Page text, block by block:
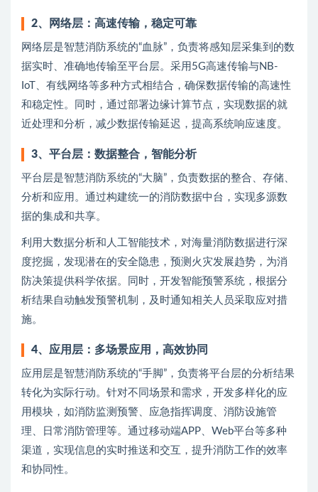
2、 网络层：高速传输，稳定可靠
网络层是智慧消防系统的“血脉”，负责将感知层采集到的数
据实时、准确地传输至平台层。采用5G高速传输与NB-
IoT、有线网络等多种方式相结合，确保数据传输的高速性
和稳定性。同时，通过部署边缘计算节点，实现数据的就
近处理和分析，减少数据传输延迟，提高系统响应速度。
3、 平台层：数据整合，智能分析
平台层是智慧消防系统的“大脑”，负责数据的整合、存储、
分析和应用。通过构建统一的消防数据中台，实现多源数
据的集成和共享。
利用大数据分析和人工智能技术，对海量消防数据进行深
度挖掘，发现潜在的安全隐患，预测火灾发展趋势，为消
防决策提供科学依据。同时，开发智能预警系统，根据分
析结果自动触发预警机制，及时通知相关人员采取应对措
施。
4、 应用层：多场景应用，高效协同
应用层是智慧消防系统的“手脚”，负责将平台层的分析结果
转化为实际行动。针对不同场景和需求，开发多样化的应
用模块，如消防监测预警、应急指挥调度、消防设施管
理、日常消防管理等。通过移动端APP、Web平台等多种
渠道，实现信息的实时推送和交互，提升消防工作的效率
和协同性。